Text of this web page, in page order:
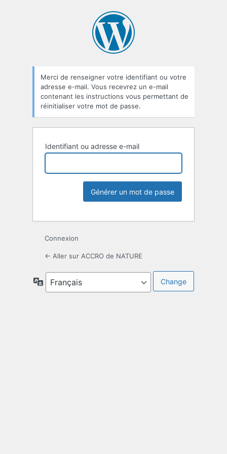
Merci de renseigner votre identifiant ou votre
adresse e-mail. Vous recevrez un e-mail
contenant les instructions vous permettant de
réinitialiser votre mot de passe.
Identifiant ou adresse e-mail
Connexion
← Aller sur ACCRO de NATURE
Langue